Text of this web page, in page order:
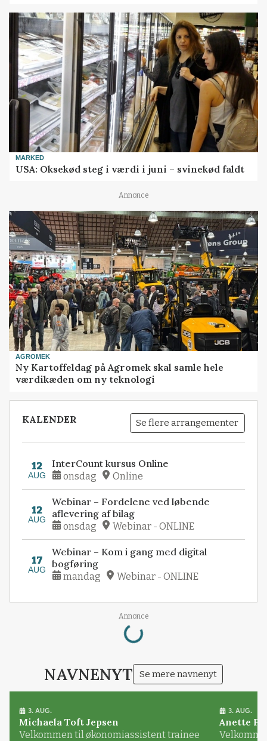
MARKED
USA: Oksekød steg i værdi i juni – svinekød faldt
Annonce
AGROMEK
Ny Kartoffeldag på Agromek skal samle hele
værdikæden om ny teknologi
KALENDER Se flere arrangementer
12
AUG
InterCount kursus Online
onsdag Online
12
AUG
Webinar – Fordelene ved løbende
aflevering af bilag
onsdag Webinar - ONLINE
17
AUG
Webinar – Kom i gang med digital
bogføring
mandag Webinar - ONLINE
Annonce
Loading...
NAVNENYT Se mere navnenyt
3. AUG.
Michaela Toft Jepsen
Velkommen til økonomiassistent trainee
3. AUG.
Anette